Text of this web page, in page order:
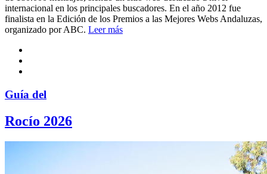
internacional en los principales buscadores. En el año 2012 fue
finalista en la Edición de los Premios a las Mejores Webs Andaluzas,
organizado por ABC. Leer más
Guía del
Rocío 2026